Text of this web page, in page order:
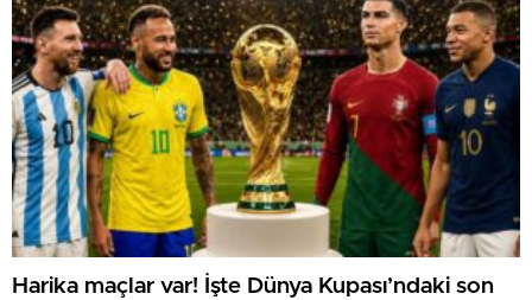
Harika maçlar var! İşte Dünya Kupası’ndaki son